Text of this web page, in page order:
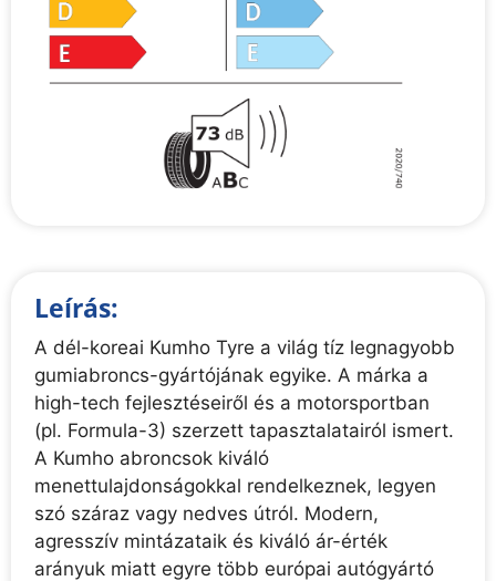
Leírás:
A dél-koreai Kumho Tyre a világ tíz legnagyobb
gumiabroncs-gyártójának egyike. A márka a
high-tech fejlesztéseiről és a motorsportban
(pl. Formula-3) szerzett tapasztalatairól ismert.
A Kumho abroncsok kiváló
menettulajdonságokkal rendelkeznek, legyen
szó száraz vagy nedves útról. Modern,
agresszív mintázataik és kiváló ár-érték
arányuk miatt egyre több európai autógyártó